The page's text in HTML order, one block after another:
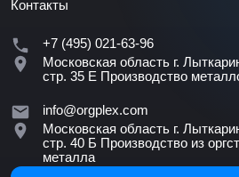
Контакты
+7 (495) 021-63-96
Московская область г.
стр. 35 Е Производство
info@orgplex.com
Московская область г.
стр. 40 Б Производство из
металла